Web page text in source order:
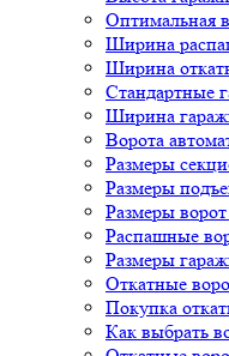
Оптимальная
Ширина
Ширина
Стандартные
Ширина
Ворота
Размеры
Размеры
Размеры
Распашные
Размеры
Откатные
Покупка
Как выбрать